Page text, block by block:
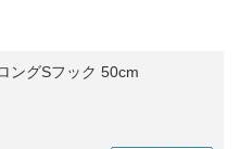
ングSフック 50cm